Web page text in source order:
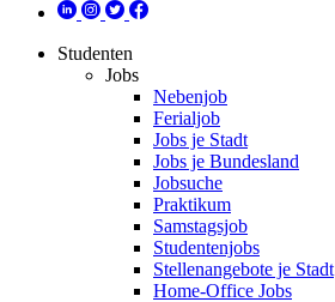
Studenten
Jobs
Nebenjob
Ferialjob
Jobs je Stadt
Jobs je Bundesland
Jobsuche
Praktikum
Samstagsjob
Studentenjobs
Stellenangebote je Stadt
Home-Office Jobs